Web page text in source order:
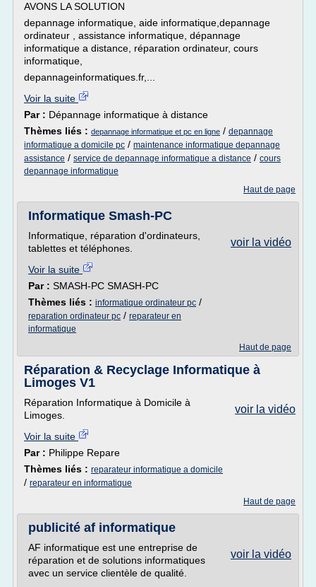
AVONS LA SOLUTION
depannage informatique, aide informatique,depannage
ordinateur , assistance informatique, dépannage
informatique a distance, réparation ordinateur, cours
informatique,
depannageinformatiques.fr,...
Voir la suite
Par : Dépannage informatique à distance
Thèmes liés : depannage informatique et pc en ligne / depannage
informatique a domicile pc / maintenance informatique depannage
assistance / service de depannage informatique a distance / cours
depannage informatique
Haut de page
Informatique Smash-PC
voir la vidéo
Informatique, réparation d'ordinateurs,
tablettes et téléphones.
Voir la suite
Par : SMASH-PC SMASH-PC
Thèmes liés : informatique ordinateur pc /
reparation ordinateur pc / reparateur en
informatique
Haut de page
Réparation & Recyclage Informatique à
Limoges V1
voir la vidéo
Réparation Informatique à Domicile à
Limoges.
Voir la suite
Par : Philippe Repare
Thèmes liés : reparateur informatique a domicile
/ reparateur en informatique
Haut de page
publicité af informatique
voir la vidéo
AF informatique est une entreprise de
réparation et de solutions informatiques
avec un service clientèle de qualité.